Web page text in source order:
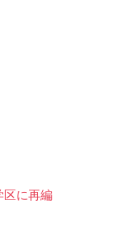
区に再編